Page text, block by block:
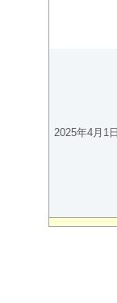
2025年4月1日